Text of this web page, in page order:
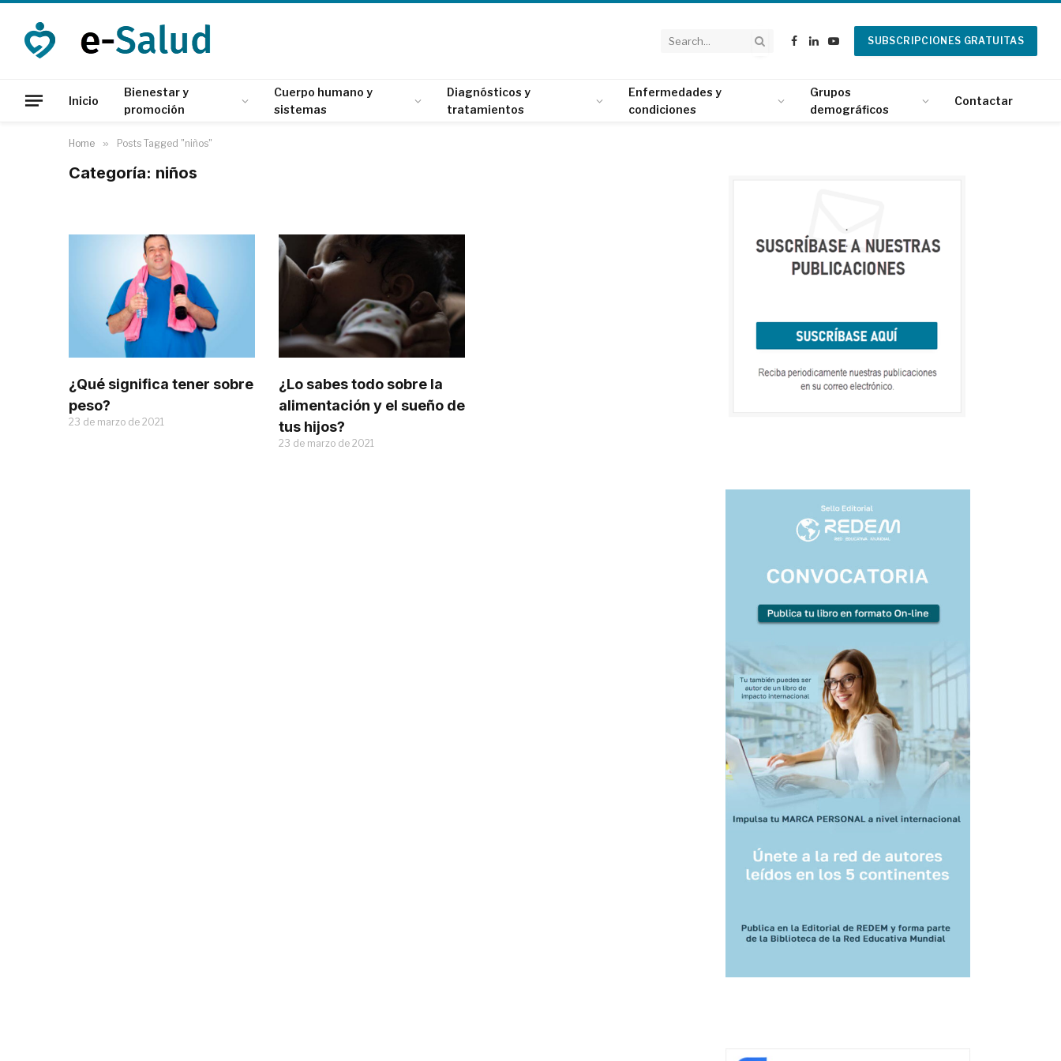
Facebook
LinkedInYouTube
SUBSCRIPCIONES GRATUITAS
Inicio
Bienestar y
promoción
Cuerpo humano y
sistemas
Diagnósticos y
tratamientos
Enfermedades y
condiciones
Grupos
demográficos
Contactar
Home » Posts Tagged "niños"
Categoría: niños
¿Qué significa tener sobre
peso?
23 de marzo de 2021
¿Lo sabes todo sobre la
alimentación y el sueño de
tus hijos?
23 de marzo de 2021